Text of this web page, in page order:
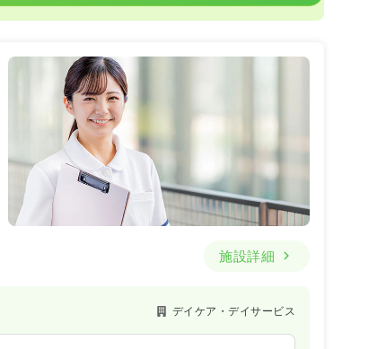
施設詳細
デイケア・デイサービス